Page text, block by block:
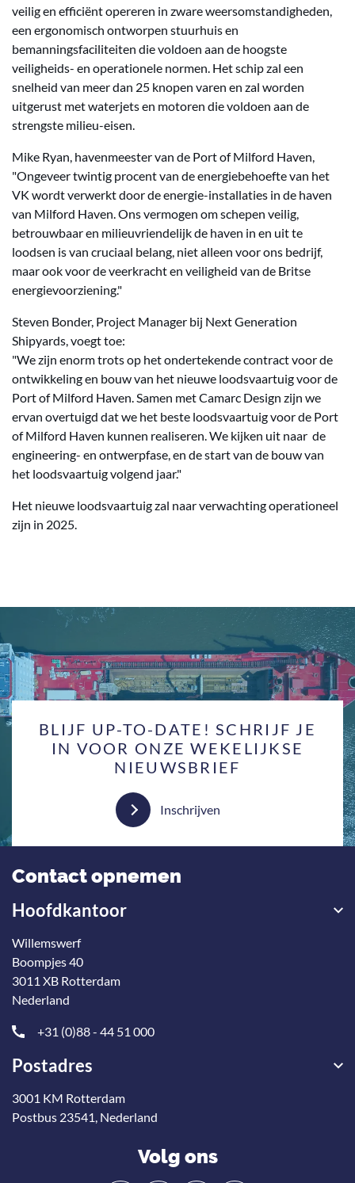
veilig en efficiënt opereren in zware weersomstandigheden,
een ergonomisch ontworpen stuurhuis en
bemanningsfaciliteiten die voldoen aan de hoogste
veiligheids- en operationele normen. Het schip zal een
snelheid van meer dan 25 knopen varen en zal worden
uitgerust met waterjets en motoren die voldoen aan de
strengste milieu-eisen.
Mike Ryan, havenmeester van de Port of Milford Haven,
"Ongeveer twintig procent van de energiebehoefte van het
VK wordt verwerkt door de energie-installaties in de haven
van Milford Haven. Ons vermogen om schepen veilig,
betrouwbaar en milieuvriendelijk de haven in en uit te
loodsen is van cruciaal belang, niet alleen voor ons bedrijf,
maar ook voor de veerkracht en veiligheid van de Britse
energievoorziening."
Steven Bonder, Project Manager bij Next Generation
Shipyards, voegt toe:
"We zijn enorm trots op het ondertekende contract voor de
ontwikkeling en bouw van het nieuwe loodsvaartuig voor de
Port of Milford Haven. Samen met Camarc Design zijn we
ervan overtuigd dat we het beste loodsvaartuig voor de Port
of Milford Haven kunnen realiseren. We kijken uit naar de
engineering- en ontwerpfase, en de start van de bouw van
het loodsvaartuig volgend jaar."
Het nieuwe loodsvaartuig zal naar verwachting operationeel
zijn in 2025.
BLIJF UP-TO-DATE! SCHRIJF JE
IN VOOR ONZE WEKELIJKSE
NIEUWSBRIEF
Inschrijven
Contact opnemen
Hoofdkantoor
Willemswerf
Boompjes 40
3011 XB Rotterdam
Nederland
+31 (0)88 - 44 51 000
Postadres
3001 KM Rotterdam
Postbus 23541, Nederland
Volg ons